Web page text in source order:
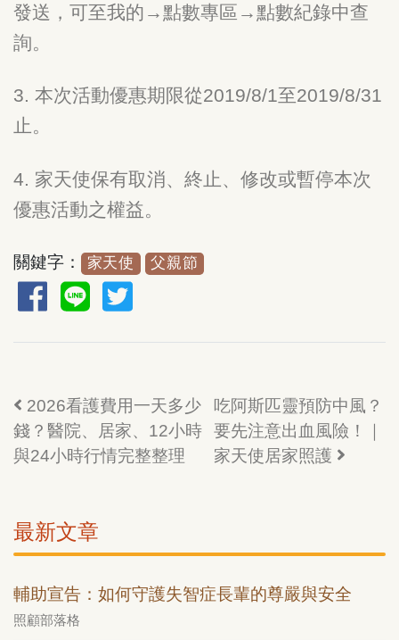
發送，可至我的→點數專區→點數紀錄中查
詢。
3. 本次活動優惠期限從2019/8/1至2019/8/31
止。
4. 家天使保有取消、終止、修改或暫停本次
優惠活動之權益。
關鍵字： 家天使 父親節
2026看護費用一天多少
錢？醫院、居家、12小時
與24小時行情完整整理
吃阿斯匹靈預防中風？
要先注意出血風險！｜
家天使居家照護
最新文章
輔助宣告：如何守護失智症長輩的尊嚴與安全
照顧部落格